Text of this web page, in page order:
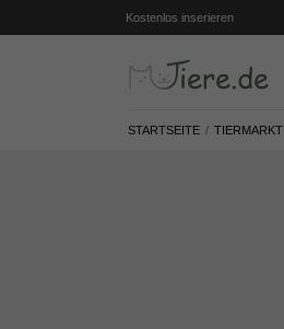
Kostenlos inserieren
STARTSEITE TIERMARKT